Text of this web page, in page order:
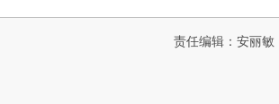
责任编辑：安丽